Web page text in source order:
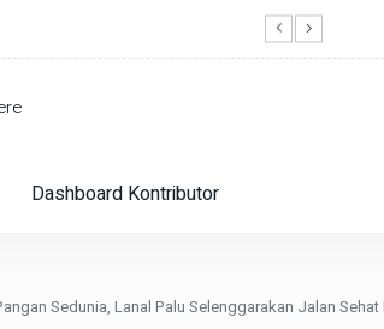
Dashboard Kontributor
Sedunia, Lanal Palu Selenggarakan Jalan Sehat